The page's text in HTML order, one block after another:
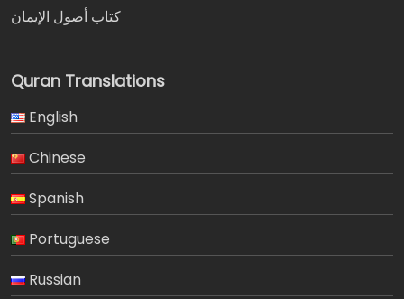
كتاب أصول الإيمان
Quran Translations
English
Chinese
Spanish
Portuguese
Russian